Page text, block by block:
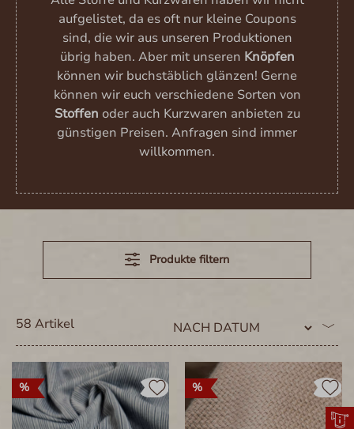
aufgelistet, da es oft nur kleine Coupons
sind, die wir aus unseren Produktionen
übrig haben. Aber mit unseren Knöpfen
können wir buchstäblich glänzen! Gerne
können wir euch verschiedene Sorten von
Stoffen oder auch Kurzwaren anbieten zu
günstigen Preisen. Anfragen sind immer
willkommen.
Produkte filtern
58 Artikel
% %